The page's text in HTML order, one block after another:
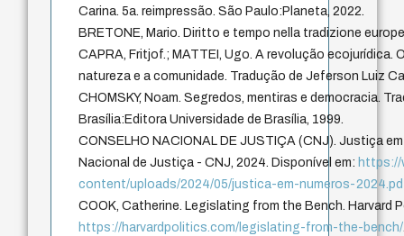
Carina. 5a. reimpressão. São Paulo:Planeta, 2022.
BRETONE, Mario. Diritto e tempo nella tradizione
CAPRA, Fritjof.; MATTEI, Ugo. A revolução ecojurídica.
natureza e a comunidade. Tradução de Jeferson Luiz
CHOMSKY, Noam. Segredos, mentiras e democracia.
Brasília:Editora Universidade de Brasília, 1999.
CONSELHO NACIONAL DE JUSTIÇA (CNJ). Justiça
Nacional de Justiça - CNJ, 2024. Disponível em: https://
content/uploads/2024/05/justica-em-numeros-
COOK, Catherine. Legislating from the Bench. Harvard
https://harvardpolitics.com/legislating-from-the-bench/